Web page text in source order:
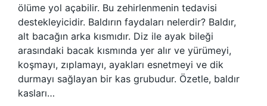
ölüme yol açabilir. Bu zehirlenmenin tedavisi
destekleyicidir. Baldırın faydaları nelerdir? Baldır,
alt bacağın arka kısmıdır. Diz ile ayak bileği
arasındaki bacak kısmında yer alır ve yürümeyi,
koşmayı, zıplamayı, ayakları esnetmeyi ve dik
durmayı sağlayan bir kas grubudur. Özetle, baldır
kasları…